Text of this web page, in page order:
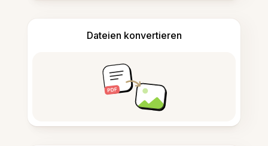
Dateien konvertieren